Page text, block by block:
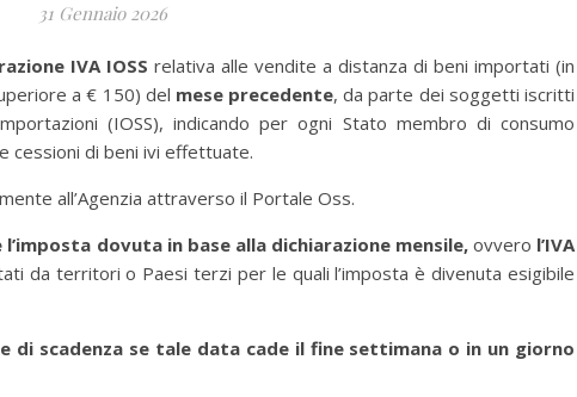
31 Gennaio 2026
IVA IOSS relativa alle vendite a distanza di beni importati (in
a € 150) del mese precedente, da parte dei soggetti iscritti
(IOSS), indicando per ogni Stato membro di consumo
cessioni di beni ivi effettuate.
all’Agenzia attraverso il Portale Oss.
dovuta in base alla dichiarazione mensile,ovvero l’IVA
da territori o Paesi terzi per le quali l’imposta è divenuta esigibile
di scadenza se tale data cade il fine settimana o in un giorno